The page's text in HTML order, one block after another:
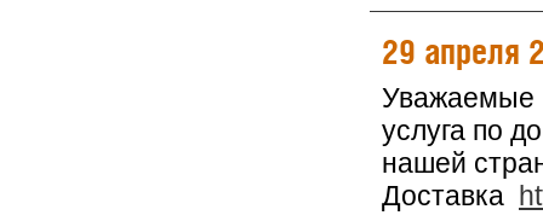
29 апреля
Уважаемые
услуга по
нашей
Доставка